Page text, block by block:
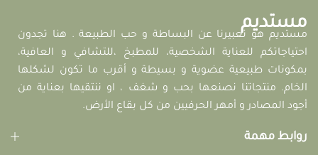
مستديم
مستديم هو تعبيرنا عن البساطة و حب الطبيعة . هنا تجدون
احتياجاتكم للعناية الشخصية، للمطبخ ،للتشافي و العافية،
بمكونات طبيعية عضوية و بسيطة و أقرب ما تكون لشكلها
الخام. منتجاتنا نصنعها بحب و شغف ، او ننتقيها بعناية من
أجود المصادر و أمهر الحرفيين من كل بقاع الأرض.
روابط مهمة